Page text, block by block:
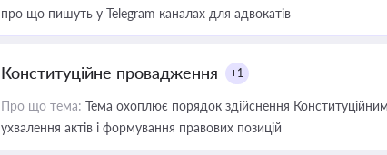
про що пишуть у Telegram каналах для адвокатів
Конституційне провадження +1
Про що тема: Тема охоплює порядок здійснення
ухвалення актів і формування правових позицій